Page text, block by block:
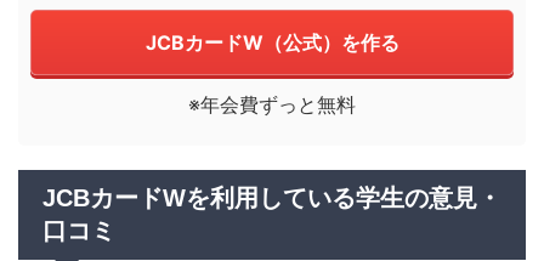
JCBカードW（公式）を作る
※年会費ずっと無料
JCBカードWを利用している学生の意見・
口コミ